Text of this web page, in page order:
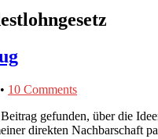
• 10 Comments
gefunden, über die
direkten Nachbarschaft